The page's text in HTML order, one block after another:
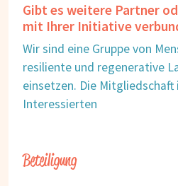
Gibt es weitere Partner
mit Ihrer Initiative
Wir sind eine Gruppe von
resiliente und regenerative
einsetzen. Die
Interessierten
Beteiligung